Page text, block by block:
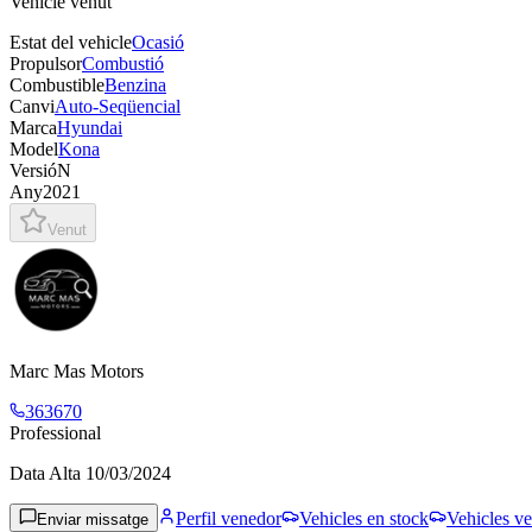
Estat del vehicleOcasió
PropulsorCombustió
CombustibleBenzina
CanviAuto-Seqüencial
MarcaHyundai
ModelKona
VersióN
Any2021
Venut
Marc Mas Motors
363670
Professional
Data Alta 10/03/2024
Enviar missatge Perfil venedor Vehicles en stock Vehicles